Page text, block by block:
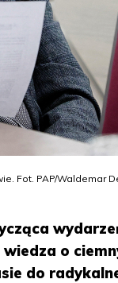
Fot. PAP/Waldemar
o
do